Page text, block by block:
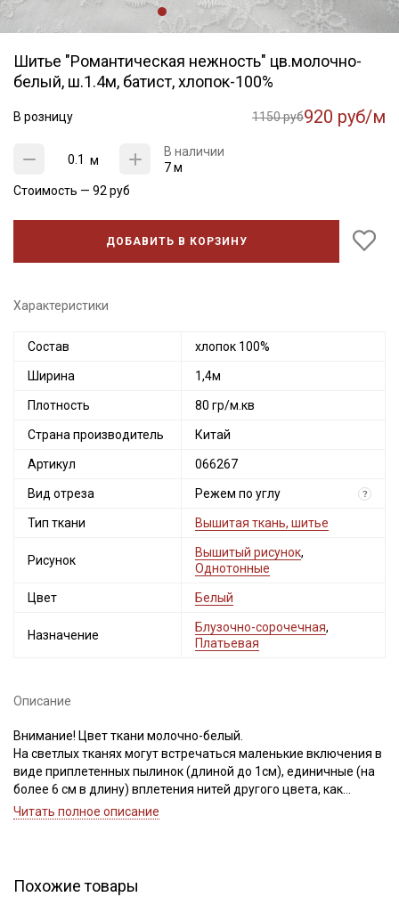
Шитье "Романтическая нежность" цв.молочно-
белый, ш.1.4м, батист, хлопок-100%
В розницу 1150 руб920 руб/м
м
В наличии
7 м
Стоимость — 92 руб
ДОБАВИТЬ В КОРЗИНУ
Характеристики
Состав хлопок 100%
Ширина 1,4м
Плотность 80 гр/м.кв
Страна производитель Китай
Артикул 066267
Вид отреза Режем по углу ?
Тип ткани Вышитая ткань, шитье
Рисунок
Вышитый рисунок,
Однотонные
Цвет Белый
Назначение
Блузочно-сорочечная,
Платьевая
Описание
Внимание! Цвет ткани молочно-белый.
На светлых тканях могут встречаться маленькие включения в
виде приплетенных пылинок (длиной до 1см), единичные (на
более 6 см в длину) вплетения нитей другого цвета, как
продольные, так и поперечные, могут встретиться маленькие
неизбежно при производстве светлых вышитых тканей.
Ширина ткани ± 2 см.
Читать полное описание
Похожие товары